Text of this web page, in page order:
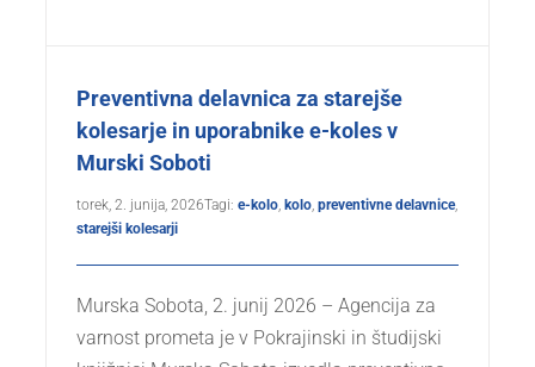
Preventivna delavnica za starejše
kolesarje in uporabnike e-koles v
Murski Soboti
torek, 2. junija, 2026Tagi: e-kolo, kolo, preventivne delavnice,
starejši kolesarji
Murska Sobota, 2. junij 2026 – Agencija za
varnost prometa je v Pokrajinski in študijski